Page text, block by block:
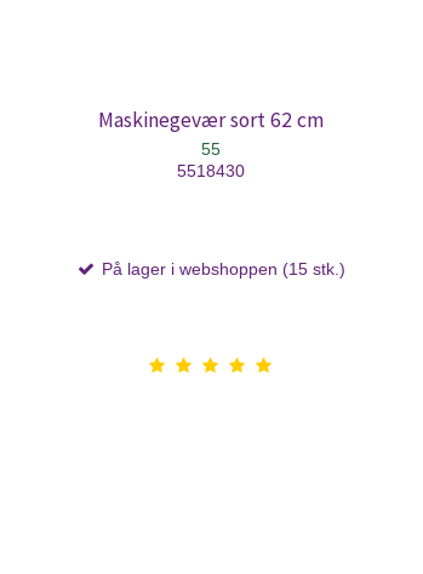
Maskinegevær sort 62 cm
55
5518430
På lager i webshoppen (15 stk.)